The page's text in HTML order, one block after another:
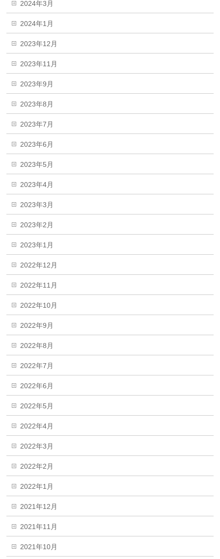
2024年3月
2024年1月
2023年12月
2023年11月
2023年9月
2023年8月
2023年7月
2023年6月
2023年5月
2023年4月
2023年3月
2023年2月
2023年1月
2022年12月
2022年11月
2022年10月
2022年9月
2022年8月
2022年7月
2022年6月
2022年5月
2022年4月
2022年3月
2022年2月
2022年1月
2021年12月
2021年11月
2021年10月